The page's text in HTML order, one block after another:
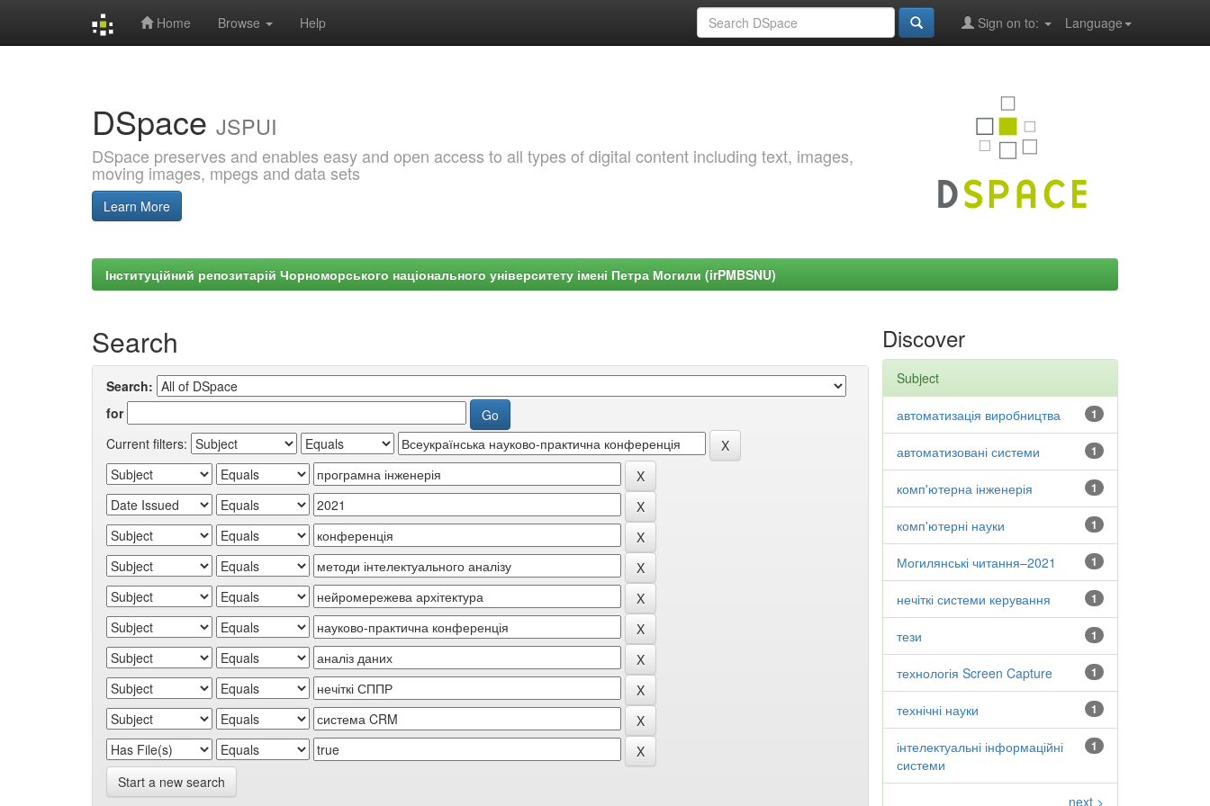
Home Browse Help Language
Sign on to:
DSpace JSPUI
DSpace preserves and enables easy and open access to all types of digital content including text, images,
moving images, mpegs and data sets
Learn More
Інституційний репозитарій Чорноморського національного університету імені Петра Могили (irPMBSNU)
Search
Search:
for
Current filters:
Start a new search
Discover
Subject
1
автоматизація виробництва
1
автоматизовані системи
1
комп'ютерна інженерія
1
комп'ютерні науки
1
Могилянські читання–2021
1
нечіткі системи керування
1
тези
1
технологія Screen Capture
1
технічні науки
1
інтелектуальні інформаційні
системи
next >